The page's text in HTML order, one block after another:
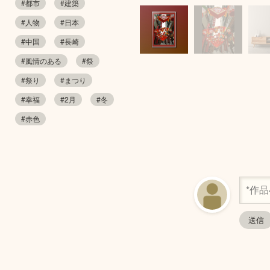
#都市
#建築
#人物
#日本
#中国
#長崎
#風情のある
#祭
#祭り
#まつり
#幸福
#2月
#冬
#赤色